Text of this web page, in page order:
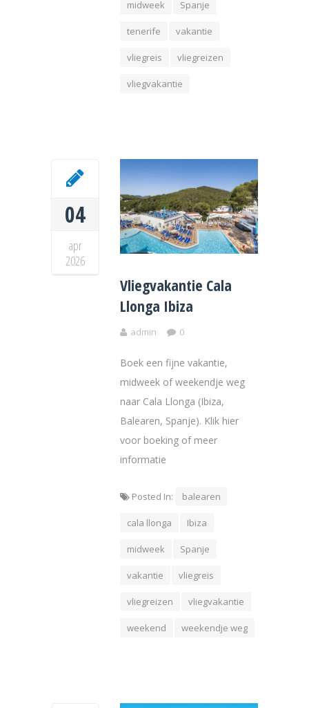
midweek Spanje
tenerife vakantie
vliegreis vliegreizen
vliegvakantie
04
apr
2026
Vliegvakantie Cala
Llonga Ibiza
admin 0
Boek een fijne vakantie,
midweek of weekendje weg
naar Cala Llonga (Ibiza,
Balearen, Spanje). Klik hier
voor boeking of meer
informatie
Posted In: balearen
cala llonga Ibiza
midweek Spanje
vakantie vliegreis
vliegreizen vliegvakantie
weekend weekendje weg